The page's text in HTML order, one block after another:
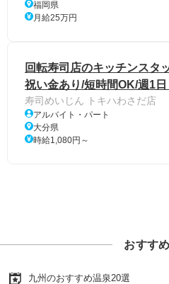
福岡県
月給25万円
回転寿司店のキッチンスタ
祝い金あり/短時間OK/週1
寿司めいじん トキハわさだ店
アルバイト・パート
大分県
時給1,080円～
おすす
九州のおすすめ温泉20選